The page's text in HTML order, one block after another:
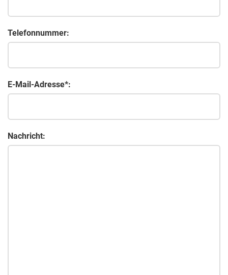
Telefonnummer:
E-Mail-Adresse*:
Nachricht: